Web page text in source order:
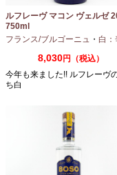
ルフレーヴ マコン ヴェルゼ
750ml
フランス/ブルゴーニュ ・ 白：
8,030円（税込）
今年も来ました!! ルフレーヴ
ち白